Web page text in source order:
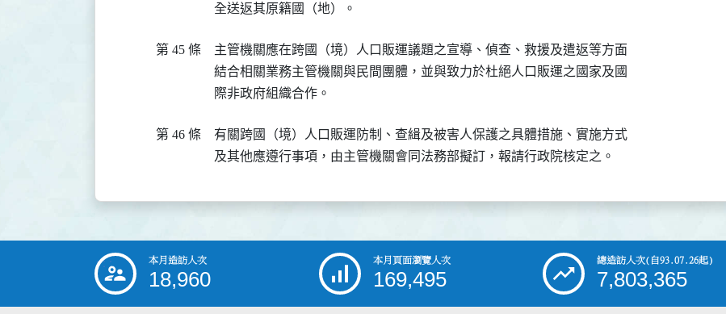
全送返其原籍國（地）。
第 45 條
主管機關應在跨國（境）人口販運議題之宣導、偵查、救援及遣返等方面
結合相關業務主管機關與民間團體，並與致力於杜絕人口販運之國家及國
際非政府組織合作。
第 46 條
有關跨國（境）人口販運防制、查緝及被害人保護之具體措施、實施方式
及其他應遵行事項，由主管機關會同法務部擬訂，報請行政院核定之。
::: 本月造訪人次
18,960
本月頁面瀏覽人次
169,495
總造訪人次(自93.07.26起)
7,803,365